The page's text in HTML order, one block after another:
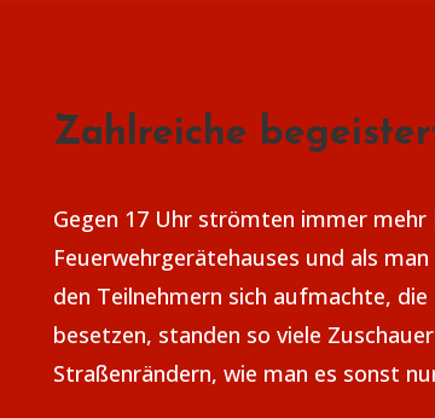
Zahlreiche
Gegen 17 Uhr strömten immer mehr
Feuerwehrgerätehauses und als
den Teilnehmern sich aufmachte,
besetzen, standen so viele
Straßenrändern, wie man es sonst